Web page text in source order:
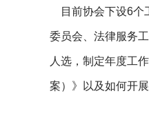
目前协会下设6个
委员会、法律服务
人选，制定年度工
案）》以及如何开